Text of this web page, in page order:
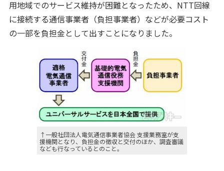
用地域でのサービス維持が困難となったため、NTT回線
に接続する通信事業者（負担事業者）などが必要コスト
の一部を負担金として出すことになりました。
↑一般社団法人電気通信事業者協会 支援業務室が支
援機関となり、負担金の徴収と交付のほか、調査審議
なども行なっているとのこと。